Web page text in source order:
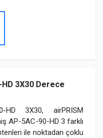
3X30 Derece
HD 3X30, airPRISM
AP-5AC-90-HD 3 farklı
ile noktadan çoklu